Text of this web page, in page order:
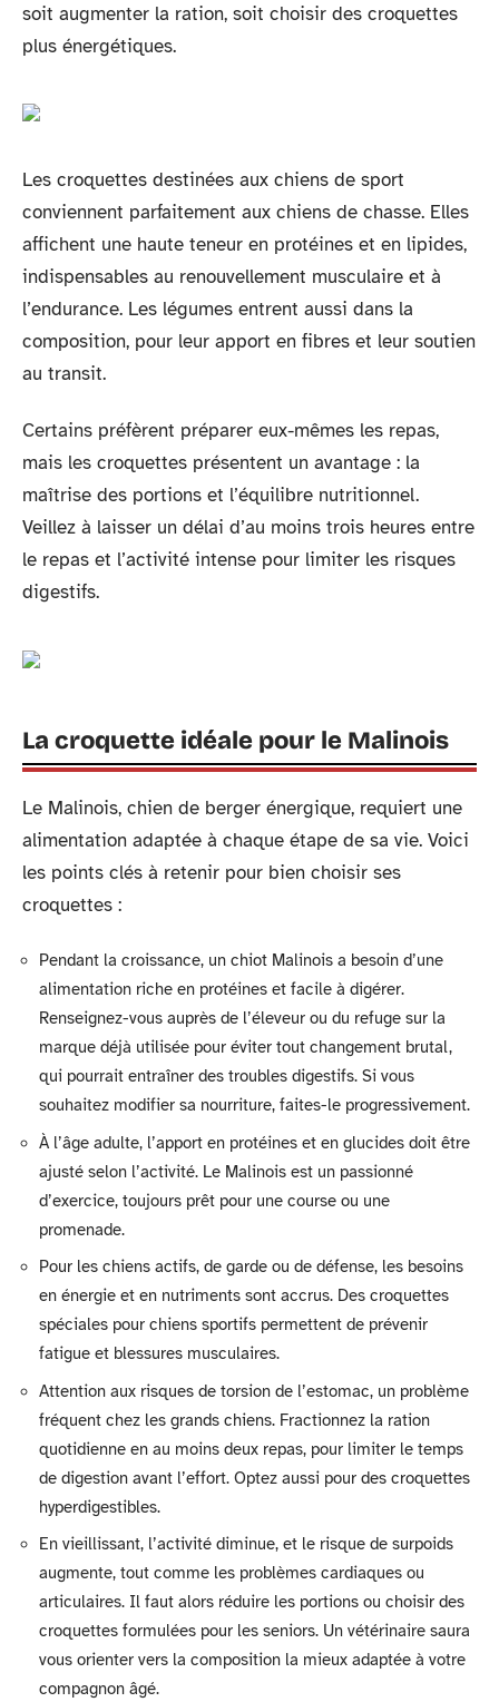
soit augmenter la ration, soit choisir des croquettes
plus énergétiques.
Les croquettes destinées aux chiens de sport
conviennent parfaitement aux chiens de chasse. Elles
affichent une haute teneur en protéines et en lipides,
indispensables au renouvellement musculaire et à
l’endurance. Les légumes entrent aussi dans la
composition, pour leur apport en fibres et leur soutien
au transit.
Certains préfèrent préparer eux-mêmes les repas,
mais les croquettes présentent un avantage : la
maîtrise des portions et l’équilibre nutritionnel.
Veillez à laisser un délai d’au moins trois heures entre
le repas et l’activité intense pour limiter les risques
digestifs.
La croquette idéale pour le Malinois
Le Malinois, chien de berger énergique, requiert une
alimentation adaptée à chaque étape de sa vie. Voici
les points clés à retenir pour bien choisir ses
croquettes :
Pendant la croissance, un chiot Malinois a besoin d’une
alimentation riche en protéines et facile à digérer.
Renseignez-vous auprès de l’éleveur ou du refuge sur la
marque déjà utilisée pour éviter tout changement brutal,
qui pourrait entraîner des troubles digestifs. Si vous
souhaitez modifier sa nourriture, faites-le progressivement.
À l’âge adulte, l’apport en protéines et en glucides doit être
ajusté selon l’activité. Le Malinois est un passionné
d’exercice, toujours prêt pour une course ou une
promenade.
Pour les chiens actifs, de garde ou de défense, les besoins
en énergie et en nutriments sont accrus. Des croquettes
spéciales pour chiens sportifs permettent de prévenir
fatigue et blessures musculaires.
Attention aux risques de torsion de l’estomac, un problème
fréquent chez les grands chiens. Fractionnez la ration
quotidienne en au moins deux repas, pour limiter le temps
de digestion avant l’effort. Optez aussi pour des croquettes
hyperdigestibles.
En vieillissant, l’activité diminue, et le risque de surpoids
augmente, tout comme les problèmes cardiaques ou
articulaires. Il faut alors réduire les portions ou choisir des
croquettes formulées pour les seniors. Un vétérinaire saura
vous orienter vers la composition la mieux adaptée à votre
compagnon âgé.